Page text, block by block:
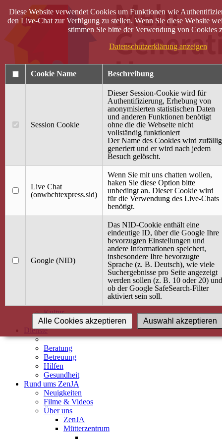
40 Jahre Mütterzentrum
Terminkalender
Gemeinsam aktiv
Gemeinsam unterwegs
wirFAIRändern
Angebot / Kurs suchen
Babybauch & Elternschaft
Gesundheit
Kultur
Alle Kurse
Dienste
Beratung
Betreuung
Hilfen
Gesundheit
Rund ums ZenJA
Neuigkeiten
Filme & Videos
Über uns
ZenJA
Mütterzentrum
Diese Website verwendet Cookies um Funktionen wie
den Live-Chat zur Verfügung zu stellen. Wenn Sie diese Website
stimmen Sie bitte der Verwendung von Cookies
Datenschutzerklärung anzeigen
Cookie Name Beschreibung
Session Cookie
Dieser Session-Cookie wird für
Authentifizierung, Erhebung von
anonymisierten statistischen Daten
und anderen Funktionen benötigt
ohne die die Webseite nicht
vollständig funktioniert
Der Name des Cookies wird zufällig
generiert und er wird nach jedem
Besuch gelöscht.
Live Chat
(onwbchtexpress.sid)
Wenn Sie mit uns chatten wollen,
haken Sie diese Option bitte
unbedingt an. Dieser Cookie wird
für die Verwendung des Live-Chats
benötigt.
Google (NID)
Das NID-Cookie enthält eine
eindeutige ID, über die Google Ihre
bevorzugten Einstellungen und
andere Informationen speichert,
insbesondere Ihre bevorzugte
Sprache (z. B. Deutsch), wie viele
Suchergebnisse pro Seite angezeigt
werden sollen (z. B. 10 oder 20) und
ob der Google SafeSearch-Filter
aktiviert sein soll.
Auswahl akzeptieren
Alle Cookies akzeptieren